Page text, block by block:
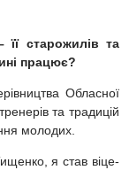
старожилів та
працює?
Обласної
та традицій
молодих.
я став віце-